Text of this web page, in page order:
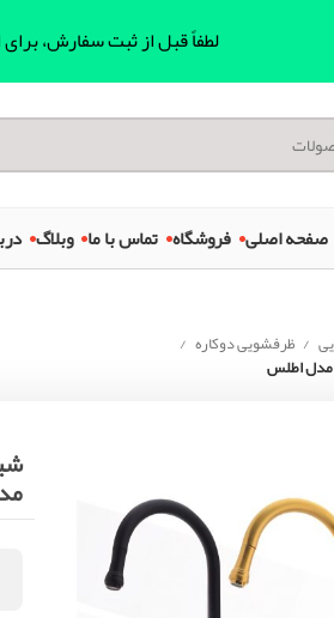
صفحه اصلی فروشگاه تماس با ما وبلاگ
ظرفشویی دوکاره
مدل اطلس
لطفاً قبل از ثبت سفارش،